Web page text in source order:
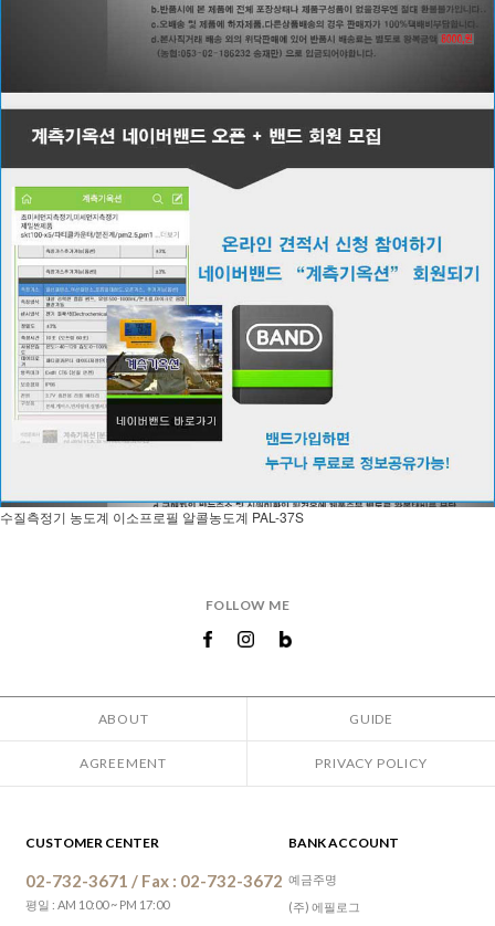
수질측정기 농도계 이소프로필 알콜농도계 PAL-37S
FOLLOW ME
ABOUT GUIDE
AGREEMENT PRIVACY POLICY
CUSTOMER CENTER
02-732-3671 / Fax : 02-732-3672
평일 : AM 10:00 ~ PM 17:00
BANK ACCOUNT
예금주명
(주) 에필로그